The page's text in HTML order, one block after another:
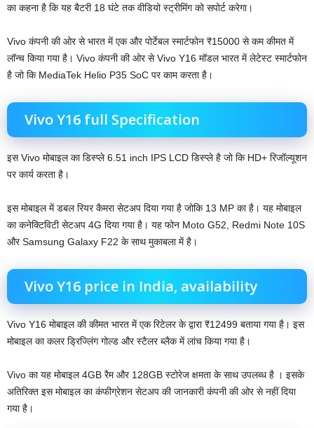
का कहना है कि यह बैटरी 18 घंटे तक वीडियो स्ट्रीमिंग को सपोर्ट करेगा।
Vivo कंपनी की ओर से भारत में एक और पोर्टेबल स्मार्टफोन ₹15000 से कम कीमत में
लॉन्च किया गया है। Vivo कंपनी की ओर से Vivo Y16 मॉडल भारत में लेटेस्ट स्मार्टफोन
है जो कि MediaTek Helio P35 SoC पर काम करता है।
Vivo Y16 full Specification
इस Vivo मोबाइल का डिस्प्ले 6.51 inch IPS LCD डिस्प्ले है जो कि HD+ रिजॉल्यूशन
पर कार्य करता है।
इस मोबाइल में डबल रियर कैमरा सेटअप दिया गया है जोकि 13 MP का है। यह मोबाइल
का कनेक्टिविटी सेटअप 4G दिया गया है। यह फोन Moto G52, Redmi Note 10S
और Samsung Galaxy F22 के साथ मुकाबला में है।
Vivo Y16 price in India, availability
Vivo Y16 मोबाइल की कीमत भारत में एक रिटेलर के द्वारा ₹12499 बताया गया है। इस
मोबाइल का कलर ड्रिज्लिंग गोल्ड और स्टैलर ब्लैक में लांच किया गया है।
Vivo का यह मोबाइल 4GB रैम और 128GB स्टोरेज क्षमता के साथ उपलब्ध है । इसके
अतिरिक्त इस मोबाइल का कंफीग्रेशन सेटअप की जानकारी कंपनी की ओर से नहीं दिया
गया है।